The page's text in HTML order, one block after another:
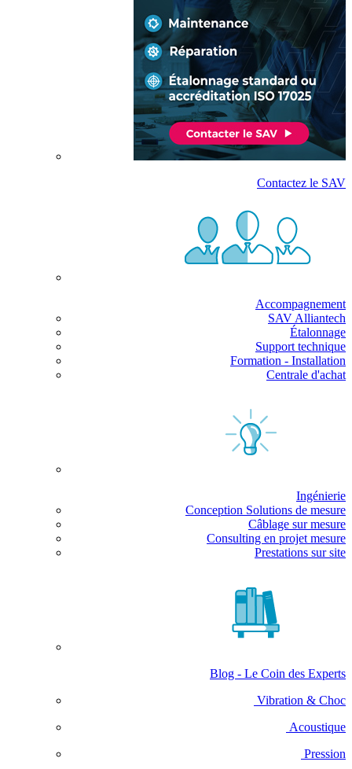
Contactez le SAV
Accompagnement
SAV Alliantech
Étalonnage
Support technique
Formation - Installation
Centrale d'achat
Ingénierie
Conception Solutions de mesure
Câblage sur mesure
Consulting en projet mesure
Prestations sur site
Blog - Le Coin des Experts
Vibration & Choc
Acoustique
Pression